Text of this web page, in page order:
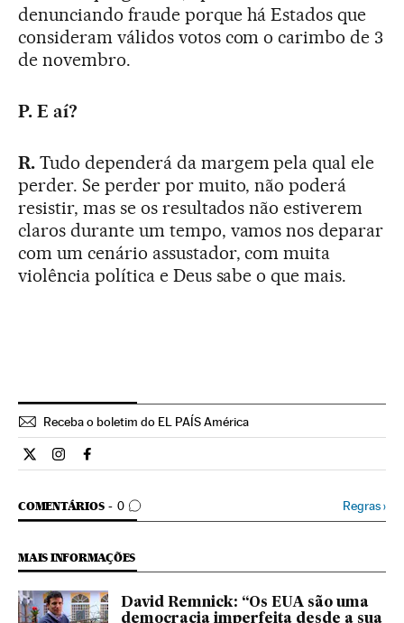
denunciando fraude porque há Estados que
consideram válidos votos com o carimbo de 3
de novembro.
P. E aí?
R.Tudo dependerá da margem pela qual ele
perder. Se perder por muito, não poderá
resistir, mas se os resultados não estiverem
claros durante um tempo, vamos nos deparar
com um cenário assustador, com muita
violência política e Deus sabe o que mais.
Receba o boletim do EL PAÍS América
Internacional El País Brasil en Twitter
Internacional El País Brasil en Instagram
Internacional El País Brasil en Facebook
COMENTÁRIOS 0
COMENTÁRIOS Regras›
MAIS INFORMAÇÕES
David Remnick: “Os EUA são uma
democracia imperfeita desde a sua